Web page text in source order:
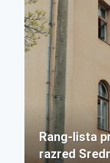
Rang-lista
razred